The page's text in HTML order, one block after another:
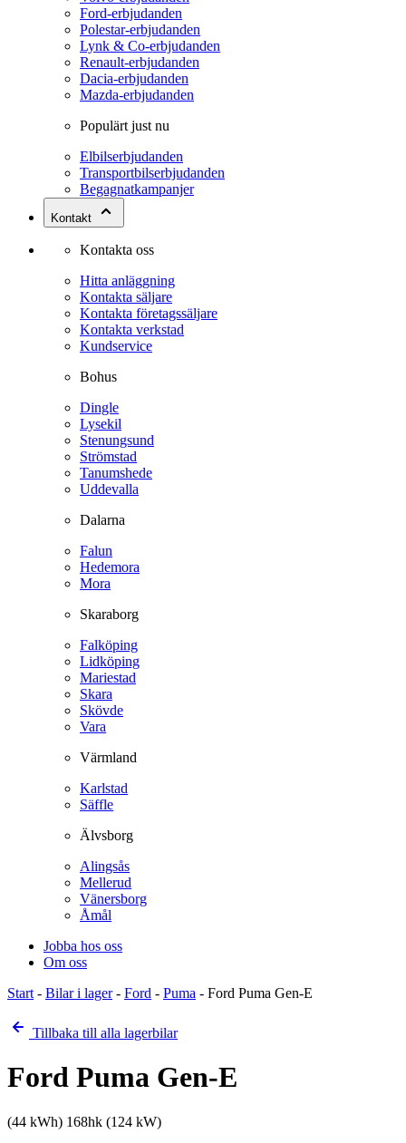
Ford-erbjudanden
Polestar-erbjudanden
Lynk & Co-erbjudanden
Renault-erbjudanden
Dacia-erbjudanden
Mazda-erbjudanden
Populärt just nu
Elbilserbjudanden
Transportbilserbjudanden
Begagnatkampanjer
Kontakt
Kontakta oss
Hitta anläggning
Kontakta säljare
Kontakta företagssäljare
Kontakta verkstad
Kundservice
Bohus
Dingle
Lysekil
Stenungsund
Strömstad
Tanumshede
Uddevalla
Dalarna
Falun
Hedemora
Mora
Skaraborg
Falköping
Lidköping
Mariestad
Skara
Skövde
Vara
Värmland
Karlstad
Säffle
Älvsborg
Alingsås
Mellerud
Vänersborg
Åmål
Jobba hos oss
Om oss
Start - Bilar i lager- Ford - Puma - Ford Puma Gen-E
Tillbaka till alla lagerbilar
Ford Puma Gen-E
(44 kWh) 168hk (124 kW)